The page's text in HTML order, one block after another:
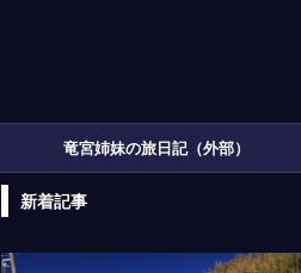
竜宮姉妹の旅日記（外部）
新着記事